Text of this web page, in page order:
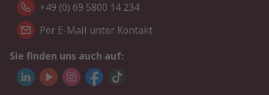
+49 (0) 69 5800 14 234
Per E-Mail unter Kontakt
Sie finden uns auch auf: